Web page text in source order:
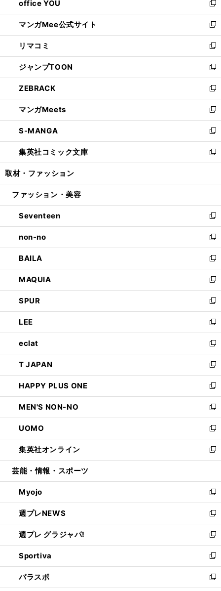
く
で
開
く
ィ
ン
ド
ウ
で
開
く
い
ウ
ィ
ン
ド
ウ
で
開
く
office YOU
新
し
い
ウ
ィ
ン
ド
ウ
で
開
く
マンガMee公式サイト
新
し
い
ウ
ィ
ン
ド
ウ
で
開
く
リマコミ
新
し
い
ウ
ィ
ン
ド
ウ
で
開
く
ジャンプTOON
新
し
い
ウ
ィ
ン
ド
ウ
で
開
ZEBRACK
新
し
い
ウ
ィ
ン
ド
ウ
開
マンガMeets
新
し
い
ウ
ィ
ン
ウ
開
く
S-MANGA
新
し
い
ウ
ン
ウ
で
開
く
集英社コミック文庫
新
し
ウ
ン
ド
ウ
で
開
く
取材・ファッション
ファッション・美容
Seventeen
新
し
い
ウ
ィ
ン
ド
ウ
で
開
く
non-no
新
し
い
ウ
ィ
ン
ド
ウ
で
開
く
BAILA
新
し
い
ウ
ィ
ン
ド
ウ
で
開
く
MAQUIA
新
し
い
ウ
ィ
ン
ド
ウ
で
開
く
SPUR
新
し
い
ウ
ィ
ン
ド
ウ
で
開
く
LEE
新
し
い
ウ
ィ
ン
ド
ウ
で
開
く
eclat
新
し
い
ウ
ィ
ン
ド
ウ
で
開
く
T JAPAN
新
し
い
ウ
ィ
ン
ド
ウ
で
開
HAPPY PLUS ONE
新
し
い
ウ
ィ
ン
ド
ウ
開
く
MEN'S NON-NO
新
し
い
ウ
ィ
ン
ウ
で
開
く
UOMO
新
し
い
ウ
ン
ド
ウ
で
開
く
集英社オンライン
新
し
ウ
ィ
ン
ド
ウ
で
開
く
芸能・情報・スポーツ
Myojo
新
し
い
ウ
ィ
ン
ド
ウ
で
開
週プレNEWS
新
し
い
ウ
ィ
ン
ド
ウ
週プレ グラジャパ!
新
し
い
ウ
ィ
ン
Sportiva
新
し
い
ウ
パラスポ
新